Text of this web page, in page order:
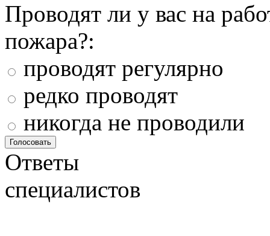
Проводят ли у вас на
пожара?:
проводят регулярно
редко проводят
никогда не проводили
Ответы
специалистов